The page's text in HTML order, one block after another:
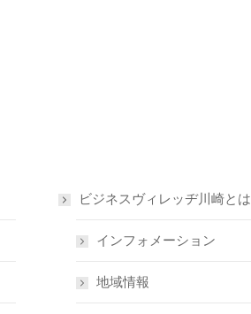
ビジネスヴィレッヂ川崎とは
インフォメーション
地域情報